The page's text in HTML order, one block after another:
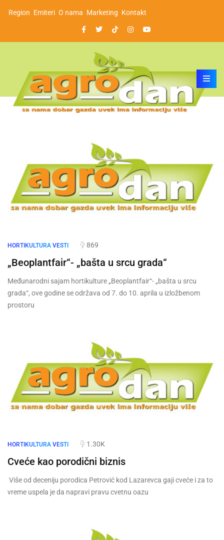
Region Emiteri O nama Marketing Kontakt
HORTIKULTURA VESTI 869
„Beoplantfair“- „bašta u srcu grada“
Međunarodni sajam hortikulture „Beoplantfair“- „bašta u srcu
grada“, ove godine se održava od 7. do 10. aprila u izložbenom
prostoru
HORTIKULTURA VESTI 1.30K
Cveće kao porodični biznis
Više od deceniju porodica Petrović kod Lazarevca gaji cveće i za to
vreme uspela je da napravi pravu cvetnu oazu